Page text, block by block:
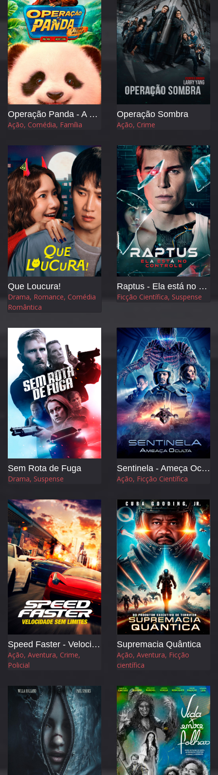
Operação Panda - A Tribo Mágica
Ação, Comédia, Família
Operação Sombra
Ação, Crime
Que Loucura!
Drama, Romance, Comédia
Romântica
Raptus - Ela está no Controle
Ficção Científica, Suspense
Sem Rota de Fuga
Drama, Suspense
Sentinela - Ameça Oculta
Ação, Ficção Científica
Speed Faster - Velocidade sem Limites
Ação, Aventura, Crime,
Policial
Supremacia Quântica
Ação, Aventura, Ficção
científica